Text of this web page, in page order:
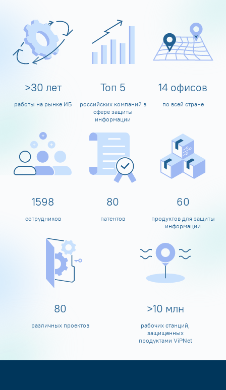
>30 лет
работы на рынке ИБ
Топ 5
российских компаний в
сфере защиты
информации
14 офисов
по всей стране
1600
сотрудников
80
патентов
60
продуктов для защиты
информации
80
различных проектов
>10 млн
рабочих станций,
защищенных
продуктами ViPNet